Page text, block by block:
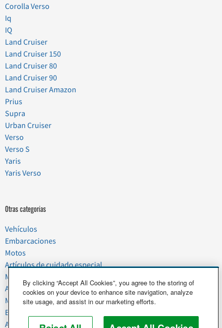
Corolla Verso
Iq
IQ
Land Cruiser
Land Cruiser 150
Land Cruiser 80
Land Cruiser 90
Land Cruiser Amazon
Prius
Supra
Urban Cruiser
Verso
Verso S
Yaris
Yaris Verso
Otras categorías
Vehículos
Embarcaciones
Motos
Artículos de cuidado especial
Mudanzas
Artículos del hogar
Mascotas
Basura y chatarra
Alimentos y agricultura
By clicking “Accept All Cookies”, you agree to the storing of
cookies on your device to enhance site navigation, analyze
site usage, and assist in our marketing efforts.